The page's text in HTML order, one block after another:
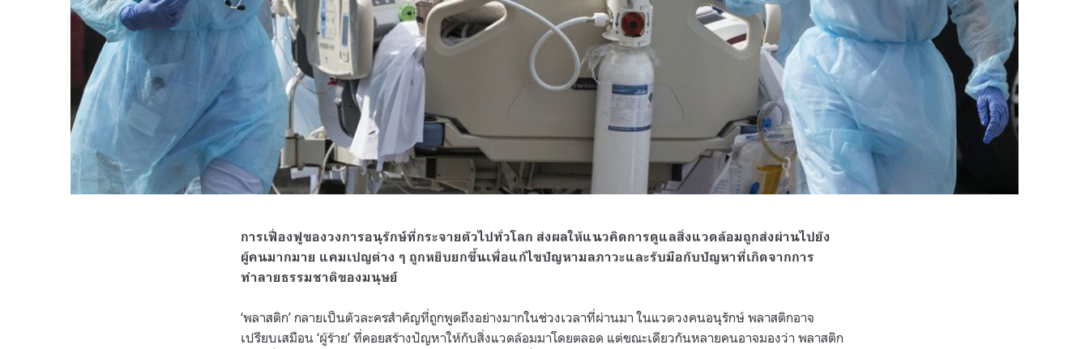
การเฟื่องฟูของวงการอนุรักษ์ที่กระจายตัวไปทั่วโลก ส่งผลให้แนวคิดการดูแลสิ่งแวดล้อมถูกส่งผ่านไปยัง
ผู้คนมากมาย แคมเปญต่าง ๆ ถูกหยิบยกขึ้นเพื่อแก้ไขปัญหามลภาวะและรับมือกับปัญหาที่เกิดจากการ
ทำลายธรรมชาติของมนุษย์
‘พลาสติก’ กลายเป็นตัวละครสำคัญที่ถูกพูดถึงอย่างมากในช่วงเวลาที่ผ่านมา ในแวดวงคนอนุรักษ์ พลาสติกอาจ
เปรียบเสมือน ‘ผู้ร้าย’ ที่คอยสร้างปัญหาให้กับสิ่งแวดล้อมมาโดยตลอด แต่ขณะเดียวกันหลายคนอาจมองว่า พลาสติก